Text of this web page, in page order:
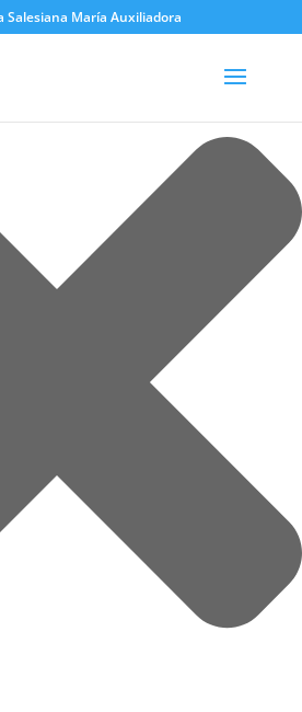
de las cookies
Salesiana María Auxiliadora